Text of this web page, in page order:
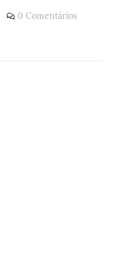
0 Comentários